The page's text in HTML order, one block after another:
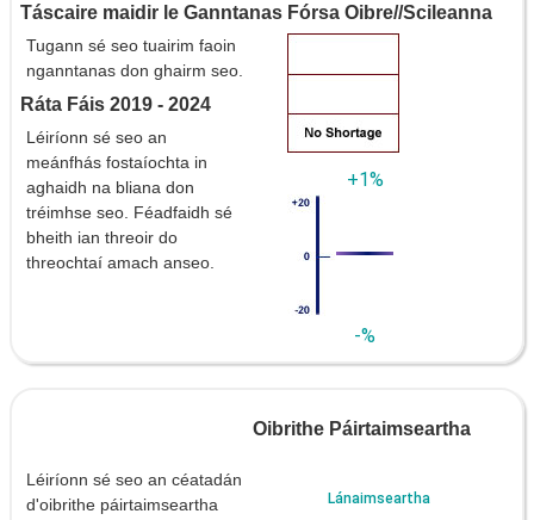
Táscaire maidir le Ganntanas Fórsa Oibre//Scileanna
Tugann sé seo tuairim faoin
nganntanas don ghairm seo.
Ráta Fáis 2019 - 2024
Léiríonn sé seo an
meánfhás fostaíochta in
aghaidh na bliana don
tréimhse seo. Féadfaidh sé
bheith ian threoir do
threochtaí amach anseo.
+1%
-%
Oibrithe Páirtaimseartha
Léiríonn sé seo an céatadán
d'oibrithe páirtaimseartha
Lánaimseartha